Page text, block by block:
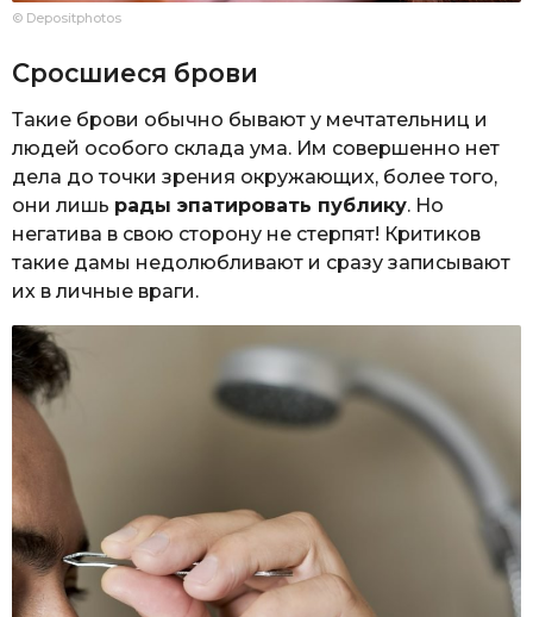
© Depositphotos
Сросшиеся брови
Такие брови обычно бывают у мечтательниц и
людей особого склада ума. Им совершенно нет
дела до точки зрения окружающих, более того,
они лишь рады эпатировать публику. Но
негатива в свою сторону не стерпят! Критиков
такие дамы недолюбливают и сразу записывают
их в личные враги.